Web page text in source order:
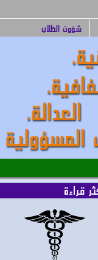
شؤون الطلاب
قراءة